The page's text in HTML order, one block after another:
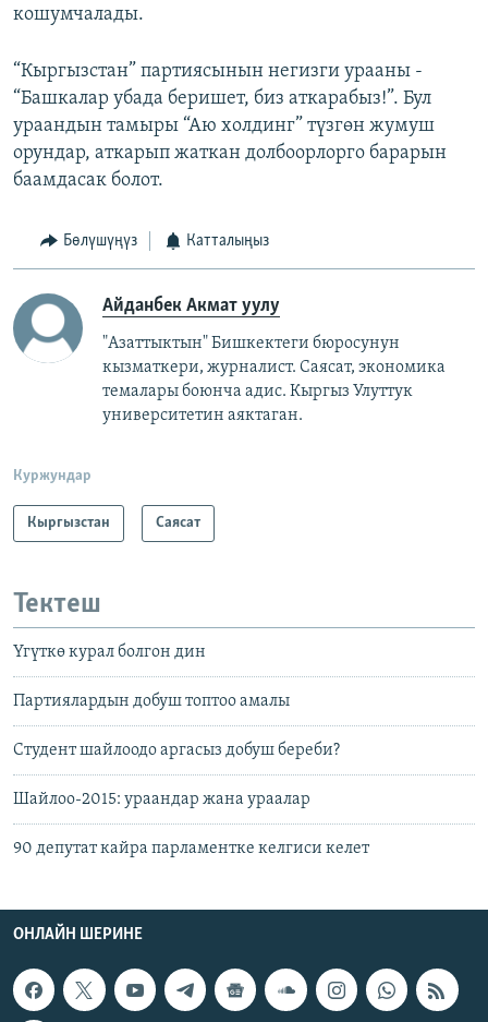
кошумчалады.
“Кыргызстан” партиясынын негизги урааны -
“Башкалар убада беришет, биз аткарабыз!”. Бул
ураандын тамыры “Аю холдинг” түзгөн жумуш
орундар, аткарып жаткан долбоорлорго барарын
баамдасак болот.
Бөлүшүңүз Катталыңыз
Айданбек Акмат уулу
"Азаттыктын" Бишкектеги бюросунун
кызматкери, журналист. Саясат, экономика
темалары боюнча адис. Кыргыз Улуттук
университетин аяктаган.
Куржундар
Кыргызстан Саясат
Тектеш
Үгүткө курал болгон дин
Партиялардын добуш топтоо амалы
Студент шайлоодо аргасыз добуш береби?
Шайлоо-2015: ураандар жана ураалар
90 депутат кайра парламентке келгиси келет
ОНЛАЙН ШЕРИНЕ